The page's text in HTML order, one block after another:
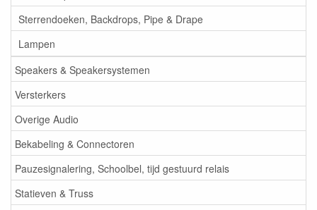
Sterrendoeken, Backdrops, Pipe & Drape
Lampen
Speakers & Speakersystemen
Versterkers
Overige Audio
Bekabeling & Connectoren
Pauzesignalering, Schoolbel, tijd gestuurd relais
Statieven & Truss